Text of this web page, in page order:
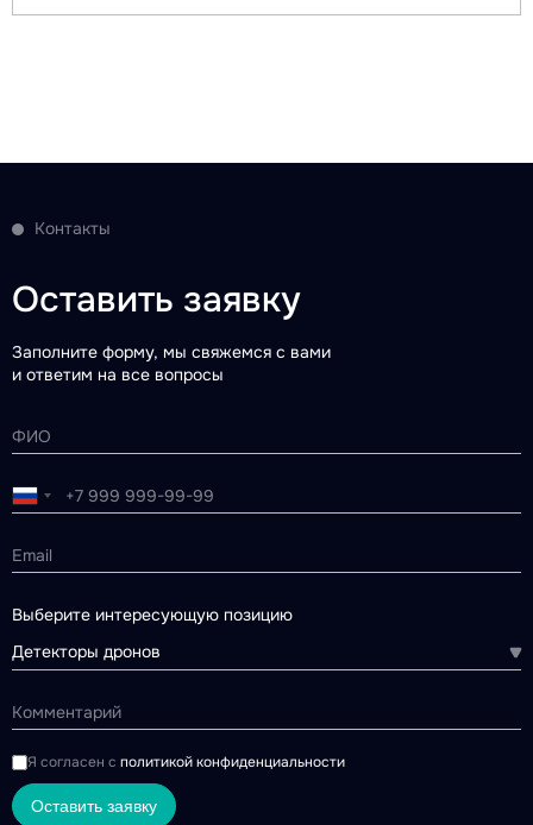
Контакты
Оставить заявку
Заполните форму, мы свяжемся с вами
и ответим на все вопросы
Выберите интересующую позицию
Детекторы дронов
Я согласен с политикой конфиденциальности
Оставить заявку